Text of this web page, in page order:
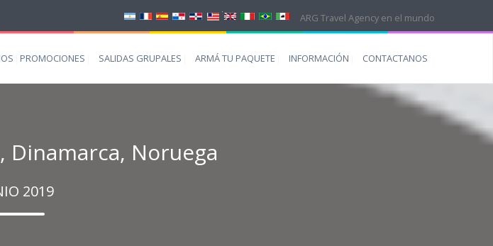
ARG Travel Agency en el mundo
PROMOCIONES SALIDAS GRUPALES ARMÁ TU PAQUETE INFORMACIÓN CONTACTANOS
Dinamarca, Noruega
2019